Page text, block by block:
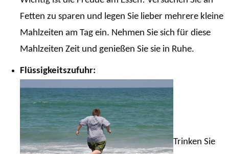
Fetten zu sparen und legen Sie lieber mehrere kleine
Mahlzeiten am Tag ein. Nehmen Sie sich für diese
Mahlzeiten Zeit und genießen Sie sie in Ruhe.
Flüssigkeitszufuhr:
Trinken Sie